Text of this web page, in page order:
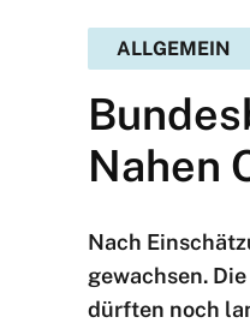
ALLGEMEIN
Nahen
Nach
gewachsen.
dürften noch